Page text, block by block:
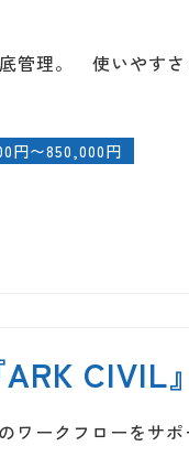
管理。 使いやす
円〜850,000円
CIVIL』
ワークフローをサ